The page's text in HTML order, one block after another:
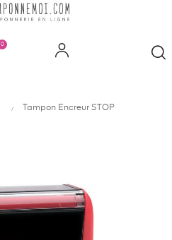
0
Tampon Encreur STOP